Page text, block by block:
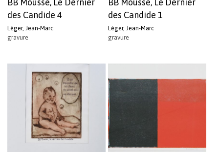
des Candide 4
Léger, Jean-Marc
gravure
des Candide 1
Léger, Jean-Marc
gravure